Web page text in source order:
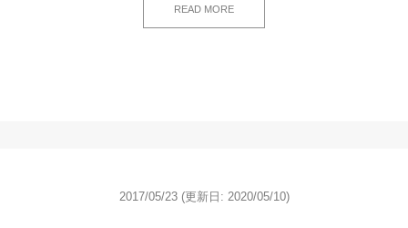
READ MORE
2017/05/23 (更新日: 2020/05/10)